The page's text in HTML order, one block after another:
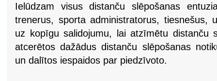
Ielūdzam visus distanču slēpošanas
trenerus, sporta administratorus, tiesnešus,
uz kopīgu salidojumu, lai atzīmētu distanču
atcerētos dažādus distanču slēpošanas
un dalītos iespaidos par piedzīvoto.